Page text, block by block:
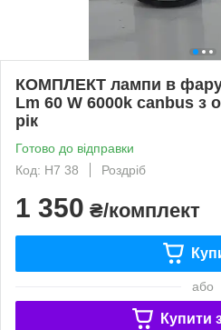
КОМПЛЕКТ лампи в фару
Lm 60 W 6000k canbus з
рік
Готово до відправки
Код: H7 38
Роздріб
1 350 ₴/комплект
або
Купити